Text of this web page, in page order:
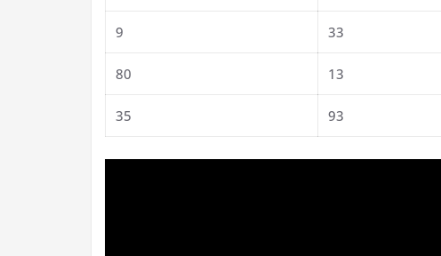
9 33
80 13
35 93